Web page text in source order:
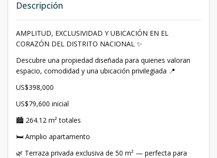
Descripción
AMPLITUD, EXCLUSIVIDAD Y UBICACIÓN EN EL
CORAZÓN DEL DISTRITO NACIONAL ✨
Descubre una propiedad diseñada para quienes valoran
espacio, comodidad y una ubicación privilegiada 📍
US$398,000
US$79,600 inicial
🏙️ 264.12 m² totales
🛏️ Amplio apartamento
🌿 Terraza privada exclusiva de 50 m² — perfecta para